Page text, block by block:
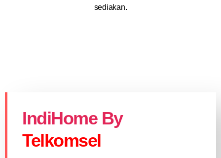
sediakan.
IndiHome By
Telkomsel